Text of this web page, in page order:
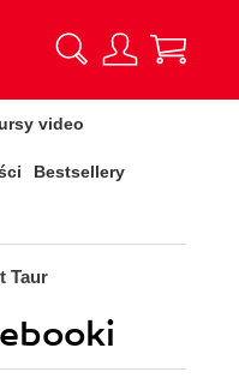
video
Bestsellery
Taur